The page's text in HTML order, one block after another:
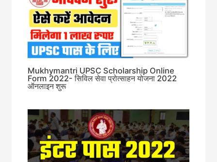
Mukhymantri UPSC Scholarship Online
Form 2022- सिविल सेवा प्रोत्साहन योजना 2022
ऑनलाइन शुरू